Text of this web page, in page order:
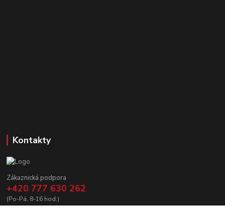
Kontakty
Zákaznická podpora
+420 777 630 262
(Po-Pá, 8-16 hod.)